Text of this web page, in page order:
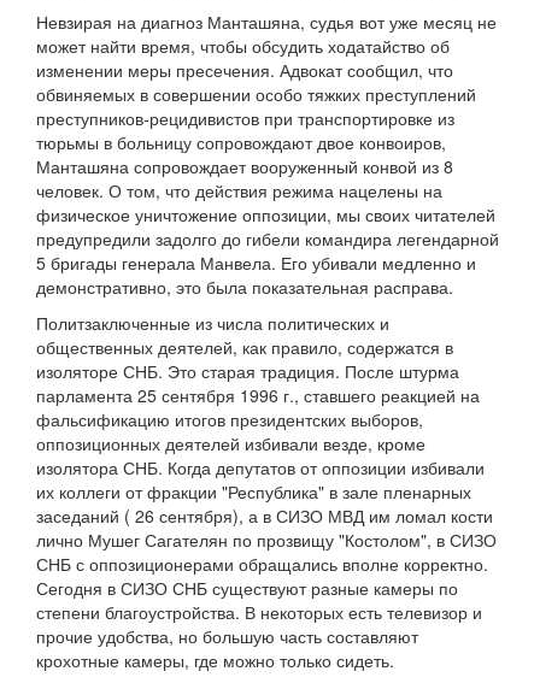
Невзирая на диагноз Манташяна, судья вот уже месяц не
может найти время, чтобы обсудить ходатайство об
изменении меры пресечения. Адвокат сообщил, что
обвиняемых в совершении особо тяжких преступлений
преступников-рецидивистов при транспортировке из
тюрьмы в больницу сопровождают двое конвоиров,
Манташяна сопровождает вооруженный конвой из 8
человек. О том, что действия режима нацелены на
физическое уничтожение оппозиции, мы своих читателей
предупредили задолго до гибели командира легендарной
5 бригады генерала Манвела. Его убивали медленно и
демонстративно, это была показательная расправа.
Политзаключенные из числа политических и
общественных деятелей, как правило, содержатся в
изоляторе СНБ. Это старая традиция. После штурма
парламента 25 сентября 1996 г., ставшего реакцией на
фальсификацию итогов президентских выборов,
оппозиционных деятелей избивали везде, кроме
изолятора СНБ. Когда депутатов от оппозиции избивали
их коллеги от фракции "Республика" в зале пленарных
заседаний ( 26 сентября), а в СИЗО МВД им ломал кости
лично Мушег Сагателян по прозвищу "Костолом", в СИЗО
СНБ с оппозиционерами обращались вполне корректно.
Сегодня в СИЗО СНБ существуют разные камеры по
степени благоустройства. В некоторых есть телевизор и
прочие удобства, но большую часть составляют
крохотные камеры, где можно только сидеть.